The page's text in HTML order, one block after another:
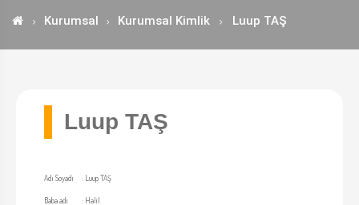
Kurumsal Kurumsal Kimlik Luup TAŞ
Luup TAŞ
Adı Soyadı : Luup TAŞ
Baba adı : Halil